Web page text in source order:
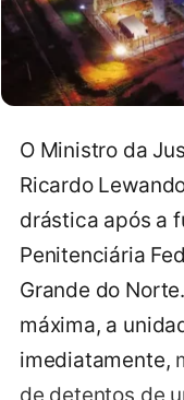
O Ministro da
Ricardo
drástica após a
Penitenciária
Grande do
máxima, a
imediatamente,
de detentos de